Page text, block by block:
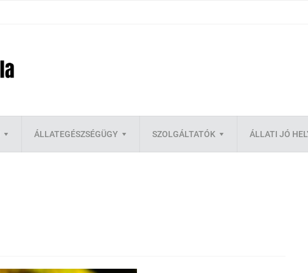
ÁLLATEGÉSZSÉGÜGY SZOLGÁLTATÓK ÁLLATI JÓ